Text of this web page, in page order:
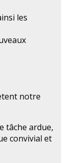
les
notre
tâche ardue,
convivial et